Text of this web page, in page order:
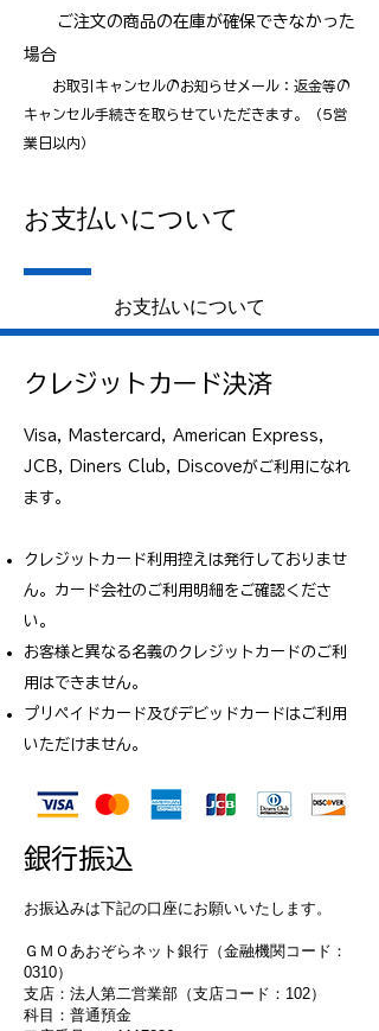
ご注文の商品の在庫が確保できなかった
場合
お取引キャンセルのお知らせメール：返金等の
キャンセル手続きを取らせていただきます。（5営
業日以内）
お支払いについて
​お支払いについて
クレジットカード決済
Visa, Mastercard, American Express,
JCB, Diners Club, Discoveがご利用になれ
ます。
クレジットカード利用控えは発行しておりませ
ん。カード会社のご利用明細をご確認くださ
い。
お客様と異なる名義のクレジットカードのご利
用はできません。
プリペイドカード及びデビッドカードはご利用
いただけません。
銀行振込
お振込みは下記の口座にお願いいたします。
ＧＭＯあおぞらネット銀行（金融機関コード：
0310）
支店：法人第二営業部（支店コード：102）
科目：普通預金